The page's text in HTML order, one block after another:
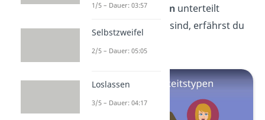
Persönlichkeitstypen unterteilt
werden. Welche das sind, erfährst du
1/5 – Dauer: 03:57
Selbstzweifel
2/5 – Dauer: 05:05
Loslassen
3/5 – Dauer: 04:17